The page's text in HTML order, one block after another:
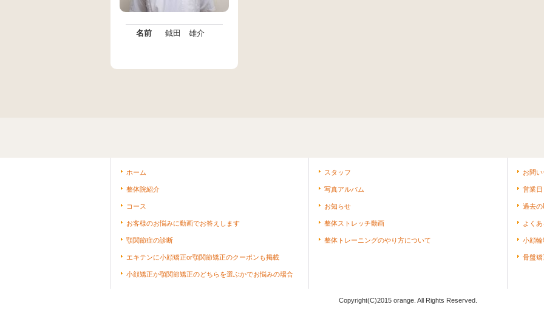
名前 鉞田 雄介
ホーム
整体院紹介
コース
お客様のお悩みに動画でお答えします
顎関節症の診断
エキテンに小顔矯正or顎関節矯正のクーポンも掲載
小顔矯正か顎関節矯正のどちらを選ぶかでお悩みの場合
スタッフ
写真アルバム
お知らせ
整体ストレッチ動画
整体トレーニングのやり方について
お問
営業日
過去の
よく
小顔
骨盤
Copyright(C)2015 orange. All Rights Reserved.